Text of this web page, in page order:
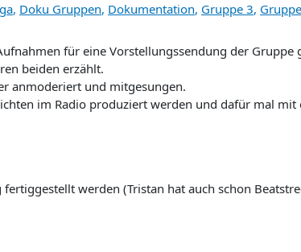
, Doku Gruppen, Dokumentation, Gruppe 3,
für eine Vorstellungssendung der
beiden erzählt.
anmoderiert und mitgesungen.
im Radio produziert werden und dafür mal
werden (Tristan hat auch schon